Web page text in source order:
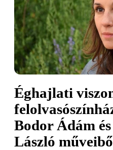
Éghajlati
Bodor Ádám
László